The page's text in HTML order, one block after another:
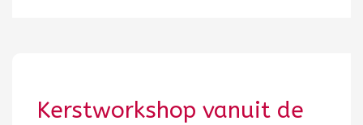
Kerstworkshop vanuit de